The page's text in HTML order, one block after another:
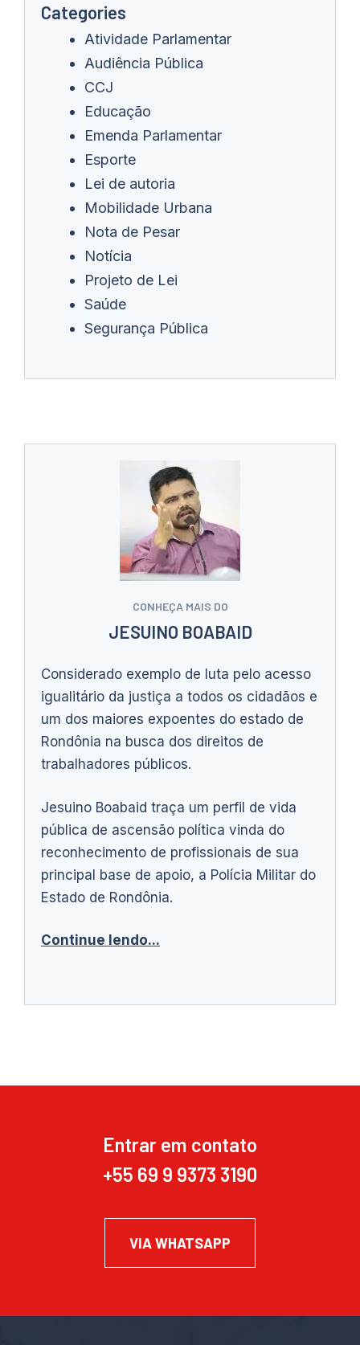
Categories
Atividade Parlamentar
Audiência Pública
CCJ
Educação
Emenda Parlamentar
Esporte
Lei de autoria
Mobilidade Urbana
Nota de Pesar
Notícia
Projeto de Lei
Saúde
Segurança Pública
CONHEÇA MAIS DO
JESUINO BOABAID
Considerado exemplo de luta pelo acesso
igualitário da justiça a todos os cidadãos e
um dos maiores expoentes do estado de
Rondônia na busca dos direitos de
trabalhadores públicos.
Jesuino Boabaid traça um perfil de vida
pública de ascensão política vinda do
reconhecimento de profissionais de sua
principal base de apoio, a Polícia Militar do
Estado de Rondônia.
Continue lendo...
Entrar em contato
+55 69 9 9373 3190
VIA WHATSAPP